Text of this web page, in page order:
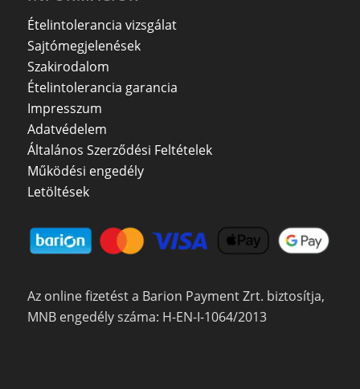
Ételintolerancia vizsgálat
Sajtómegjelenések
Szakirodalom
Ételintolerancia garancia
Impresszum
Adatvédelem
Általános Szerződési Feltételek
Működési engedély
Letöltések
Az online fizetést a Barion Payment Zrt. biztosítja,
MNB engedély száma: H-EN-I-1064/2013